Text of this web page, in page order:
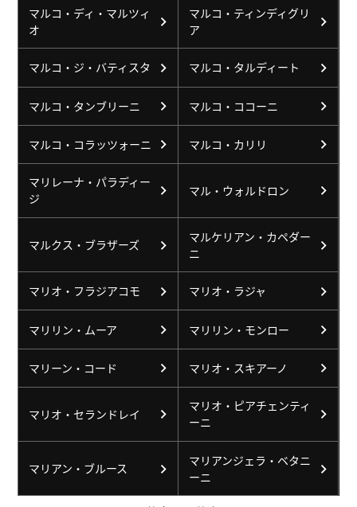
マルコ・ディ・マルツィ
オ
マルコ・ティンディグリ
ア
マルコ・ジ・バティスタ マルコ・タルディート
マルコ・タンブリーニ マルコ・ココーニ
マルコ・コラッツォーニ マルコ・カリリ
マリレーナ・パラディー
ジ
マル・ウォルドロン
マルクス・ブラザーズ
マルケリアン・カペダー
ニ
マリオ・フラジアコモ マリオ・ラジャ
マリリン・ムーア マリリン・モンロー
マリーン・コード マリオ・スキアーノ
マリオ・セランドレイ
マリオ・ピアチェンティ
ーニ
マリアン・ブルース
マリアンジェラ・ベタニ
ーニ